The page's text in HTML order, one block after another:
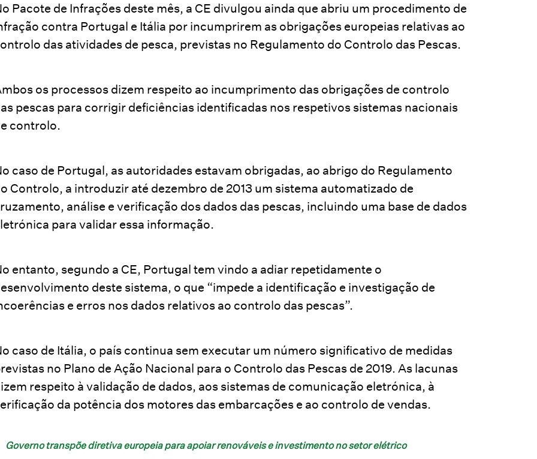
Pacote de Infrações deste mês, a CE divulgou ainda que abriu um procedimento de
contra Portugal e Itália por incumprirem as obrigações europeias relativas ao
das atividades de pesca, previstas no Regulamento do Controlo das Pescas.
os processos dizem respeito ao incumprimento das obrigações de controlo
pescas para corrigir deficiências identificadas nos respetivos sistemas nacionais
controlo.
caso de Portugal, as autoridades estavam obrigadas, ao abrigo do Regulamento
Controlo, a introduzir até dezembro de 2013 um sistema automatizado de
análise e verificação dos dados das pescas, incluindo uma base de dados
para validar essa informação.
entanto, segundo a CE, Portugal tem vindo a adiar repetidamente o
deste sistema, o que “impede a identificação e investigação de
e erros nos dados relativos ao controlo das pescas”.
caso de Itália, o país continua sem executar um número significativo de medidas
no Plano de Ação Nacional para o Controlo das Pescas de 2019. As lacunas
respeito à validação de dados, aos sistemas de comunicação eletrónica, à
da potência dos motores das embarcações e ao controlo de vendas.
Governo transpõe diretiva europeia para apoiar renováveis e investimento no setor elétrico